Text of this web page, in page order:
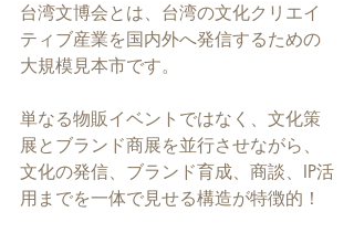
台湾文博会とは、台湾の文化クリエイ
ティブ産業を国内外へ発信するための
大規模見本市です。
単なる物販イベントではなく、文化策
展とブランド商展を並行させながら、
文化の発信、ブランド育成、商談、IP活
用までを一体で見せる構造が特徴的！